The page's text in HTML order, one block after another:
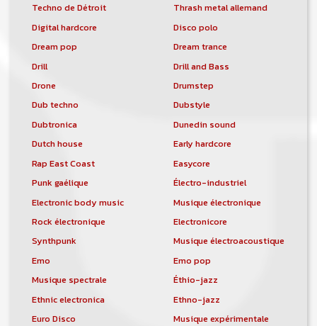
Techno de Détroit
Thrash metal allemand
Digital hardcore
Disco polo
Dream pop
Dream trance
Drill
Drill and Bass
Drone
Drumstep
Dub techno
Dubstyle
Dubtronica
Dunedin sound
Dutch house
Early hardcore
Rap East Coast
Easycore
Punk gaélique
Électro-industriel
Electronic body music
Musique électronique
Rock électronique
Electronicore
Synthpunk
Musique électroacoustique
Emo
Emo pop
Musique spectrale
Éthio-jazz
Ethnic electronica
Ethno-jazz
Euro Disco
Musique expérimentale